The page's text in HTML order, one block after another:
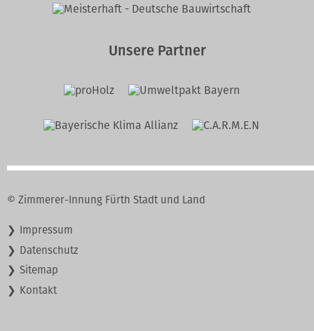
Unsere Partner
© Zimmerer-Innung Fürth Stadt und Land
Navigation
Impressum
Datenschutz
Sitemap
Kontakt